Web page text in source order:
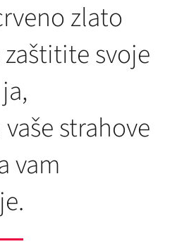
zlato
svoje
strahove
vam